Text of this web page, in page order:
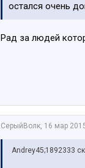
остался очень
Рад за людей
СерыйВолк, 16 мар
Andrey45;1892333